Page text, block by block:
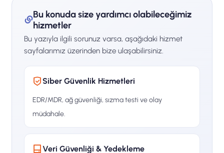
Bu konuda size yardımcı olabileceğimiz
hizmetler
Bu yazıyla ilgili sorunuz varsa, aşağıdaki hizmet
sayfalarımız üzerinden bize ulaşabilirsiniz.
Siber Güvenlik Hizmetleri
EDR/MDR, ağ güvenliği, sızma testi ve olay
müdahale.
Veri Güvenliği & Yedekleme